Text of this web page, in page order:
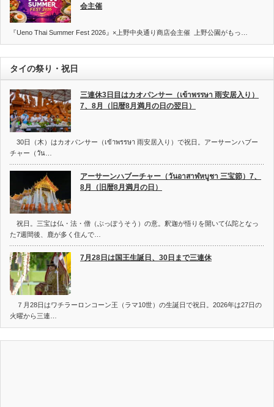
会主催
『Ueno Thai Summer Fest 2026』×上野中央通り商店会主催 上野公園がもっ…
タイの祭り・祝日
三連休3日目はカオパンサー（เข้าพรรษา 雨安居入り）
7、8月（旧暦8月満月の日の翌日）
30日（木）はカオパンサー（เข้าพรรษา 雨安居入り）で祝日。アーサーンハブー
チャー（วัน…
アーサーンハブーチャー（วันอาสาฬหบูชา 三宝節）7、
8月（旧暦8月満月の日）
祝日。三宝は仏・法・僧（ぶっぽうそう）の意。釈迦が悟りを開いて仏陀となっ
た7週間後、鹿が多く住んで…
7月28日は国王生誕日、30日まで三連休
７月28日はワチラーロンコーン王（ラマ10世）の生誕日で祝日。2026年は27日の
火曜から三連…